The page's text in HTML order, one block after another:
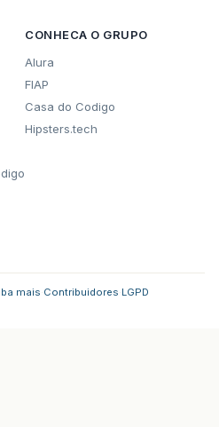
CONHECA O GRUPO
Alura
FIAP
Casa do Codigo
Hipsters.tech
mais Contribuidores LGPD